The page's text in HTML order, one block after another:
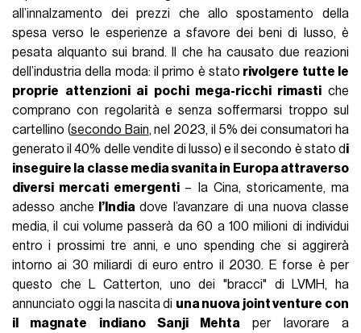
all’innalzamento dei prezzi che allo spostamento della
spesa verso le esperienze a sfavore dei beni di lusso, è
pesata alquanto sui brand. Il che ha causato due reazioni
dell’industria della moda: il primo è stato rivolgere tutte le
proprie attenzioni ai pochi mega-ricchi rimasti che
comprano con regolarità e senza soffermarsi troppo sul
cartellino (secondo Bain, nel 2023, il 5% dei consumatori ha
generato il 40% delle vendite di lusso) e il secondo è stato di
inseguire la classe media svanita in Europa attraverso
diversi mercati emergenti – la Cina, storicamente, ma
adesso anche l’Indiadove l’avanzare di una nuova classe
media, il cui volume passerà da 60 a 100 milioni di individui
entro i prossimi tre anni, e uno spending che si aggirerà
intorno ai 30 miliardi di euro entro il 2030. E forse è per
questo che L Catterton, uno dei "bracci" di LVMH, ha
annunciato oggi la nascita di una nuova joint venture con
il magnate indiano Sanji Mehta per lavorare a